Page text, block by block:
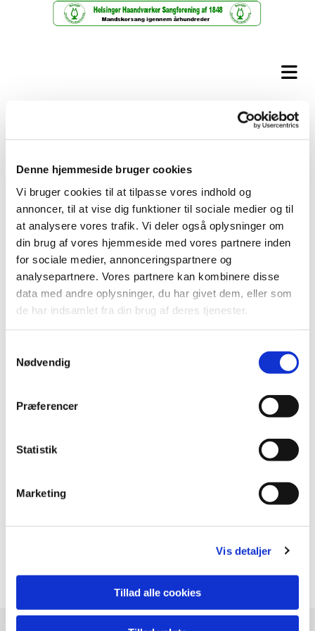
Denne hjemmeside bruger cookies
Vi bruger cookies til at tilpasse vores indhold og
annoncer, til at vise dig funktioner til sociale medier og til
at analysere vores trafik. Vi deler også oplysninger om
din brug af vores hjemmeside med vores partnere inden
for sociale medier, annonceringspartnere og
analysepartnere. Vores partnere kan kombinere disse
data med andre oplysninger, du har givet dem, eller som
de har indsamlet fra din brug af deres tjenester.
Nødvendig
Præferencer
Statistik
Marketing
Vis detaljer
Tillad alle cookies
Download sanglisten her
Koncert i Nakskov 2017